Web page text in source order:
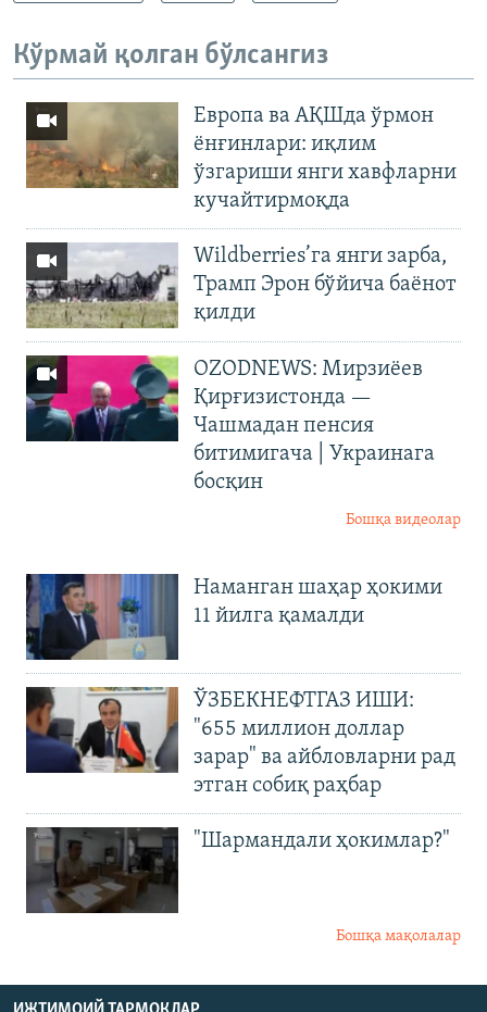
Кўрмай қолган бўлсангиз
Европа ва АҚШда ўрмон
ёнғинлари: иқлим
ўзгариши янги хавфларни
кучайтирмоқда
Wildberries’га янги зарба,
Трамп Эрон бўйича баёнот
қилди
OZODNEWS: Мирзиёев
Қирғизистонда —
Чашмадан пенсия
битимигача | Украинага
босқин
Бошқа видеолар
Наманган шаҳар ҳокими
11 йилга қамалди
ЎЗБЕКНЕФТГАЗ ИШИ:
"655 миллион доллар
зарар" ва айбловларни рад
этган собиқ раҳбар
"Шармандали ҳокимлар?"
Бошқа мақолалар